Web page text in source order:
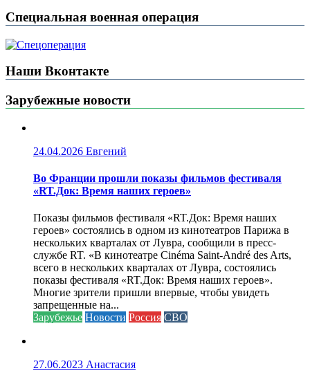
Специальная военная операция
Наши Вконтакте
Зарубежные новости
24.04.2026 Евгений
Во Франции прошли показы фильмов фестиваля
«RT.Док: Время наших героев»
Показы фильмов фестиваля «RT.Док: Время наших
героев» состоялись в одном из кинотеатров Парижа в
нескольких кварталах от Лувра, сообщили в пресс-
службе RT. «В кинотеатре Cinéma Saint-André des Arts,
всего в нескольких кварталах от Лувра, состоялись
показы фестиваля «RT.Док: Время наших героев».
Многие зрители пришли впервые, чтобы увидеть
запрещенные на...
Зарубежье Новости Россия СВО
27.06.2023 Анастасия